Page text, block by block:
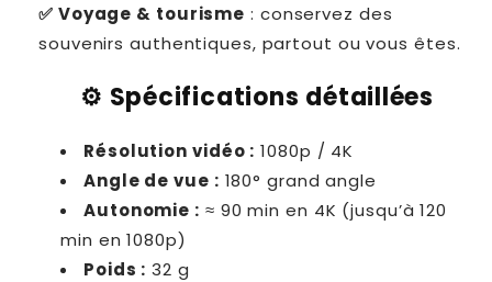
✅ Voyage & tourisme : conservez des
souvenirs authentiques, partout ou vous êtes.
⚙️ Spécifications détaillées
Résolution vidéo : 1080p / 4K
Angle de vue : 180° grand angle
Autonomie : ≈ 90 min en 4K (jusqu’à 120
min en 1080p)
Poids : 32 g